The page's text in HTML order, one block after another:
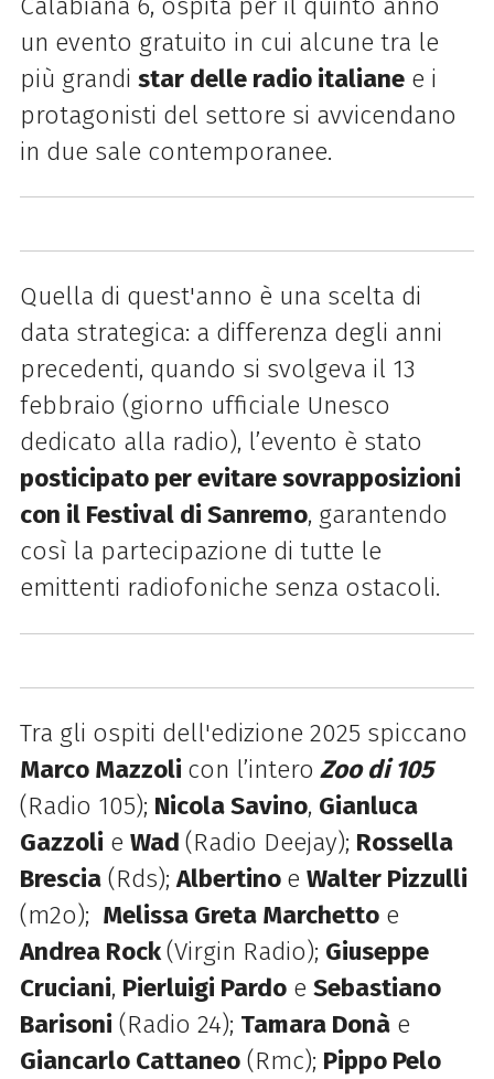
un evento gratuito in cui alcune tra le
più grandi star delle radio italianee i
protagonisti del settore si avvicendano
in due sale contemporanee.
Quella di quest'anno è una scelta di
data strategica: a differenza degli anni
precedenti, quando si svolgeva il 13
febbraio (giorno ufficiale Unesco
dedicato alla radio), l’evento è stato
posticipato per evitare sovrapposizioni
con il Festival di Sanremo, garantendo
così la partecipazione di tutte le
emittenti radiofoniche senza ostacoli.
Tra gli ospiti dell'edizione 2025 spiccano
Marco Mazzoli con l’intero Zoo di 105
(Radio 105); Nicola Savino, Gianluca
Gazzoli e Wad (Radio Deejay); Rossella
Brescia(Rds);Albertino e Walter Pizzulli
(m2o); Melissa Greta Marchettoe
Andrea Rock(Virgin Radio); Giuseppe
Cruciani, Pierluigi Pardoe Sebastiano
Barisoni (Radio 24); Tamara Donàe
Giancarlo Cattaneo(Rmc); Pippo Pelo